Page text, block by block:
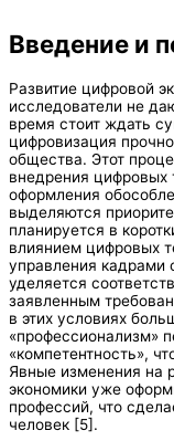
Введение и
Развитие цифровой
исследователи не
время стоит ждать
цифровизация
общества. Этот
внедрения цифровых
оформления
выделяются
планируется в
влиянием цифровых
управления кадрами
уделяется
заявленным
в этих условиях
«профессионализм»
«компетентность»,
Явные изменения на
экономики уже
профессий, что
человек [5].